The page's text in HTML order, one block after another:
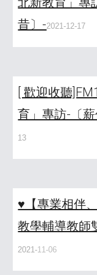
昔〕-2021-12-17
[ 歡迎收聽
育」專訪-〔
13
♥️【專業相伴
教學輔導教師
2021-11-06